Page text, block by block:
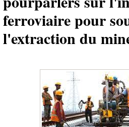
ferroviaire pour
l'extraction du